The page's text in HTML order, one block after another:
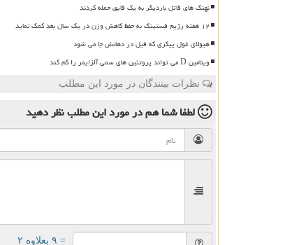
نهنگ های قاتل باردیگر به یک قایق حمله کردند
۱۲ هفته رژیم فستینگ به حفظ کاهش وزن در یک سال بعد کمک نماید
هیولای غول پیکری که فیل در دهانش جا می شود
ویتامین D می تواند پروتئین های سمی آلزایمر را کم کند
نظرات بینندگان در مورد این مطلب
لطفا شما همدر مورد این مطلبنظر دهید
= ۹ بعلاوه ۲